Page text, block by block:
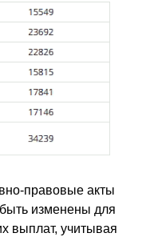
правовые акты
изменены для
выплат, учитывая